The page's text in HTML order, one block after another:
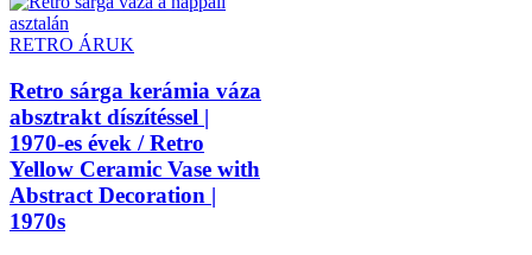
RETRO ÁRUK
Retro sárga kerámia váza
absztrakt díszítéssel |
1970-es évek / Retro
Yellow Ceramic Vase with
Abstract Decoration |
1970s